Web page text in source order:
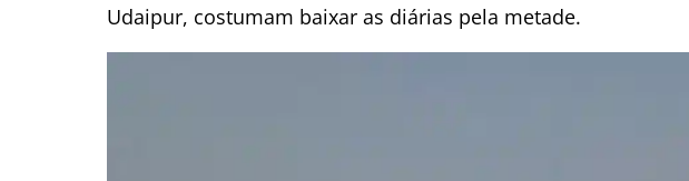
Udaipur, costumam baixar as diárias pela metade.